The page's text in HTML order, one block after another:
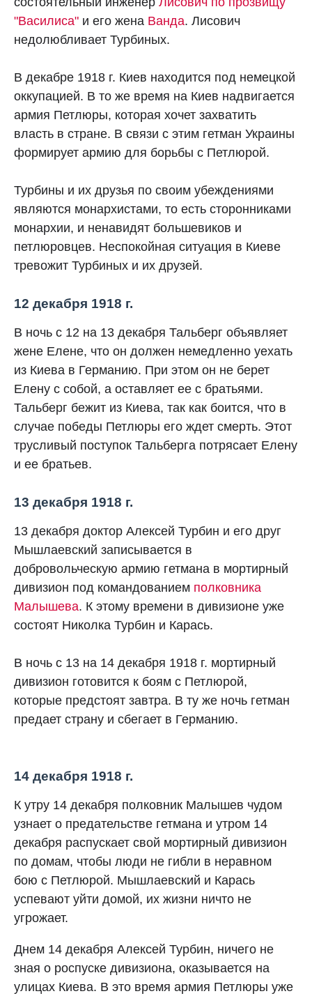
"Василиса" и его жена Ванда. Лисович
недолюбливает Турбиных.
В декабре 1918 г. Киев находится под немецкой
оккупацией. В то же время на Киев надвигается
армия Петлюры, которая хочет захватить
власть в стране. В связи с этим гетман Украины
формирует армию для борьбы с Петлюрой.
Турбины и их друзья по своим убеждениями
являются монархистами, то есть сторонниками
монархии, и ненавидят большевиков и
петлюровцев. Неспокойная ситуация в Киеве
тревожит Турбиных и их друзей.
12 декабря 1918 г.
В ночь с 12 на 13 декабря Тальберг объявляет
жене Елене, что он должен немедленно уехать
из Киева в Германию. При этом он не берет
Елену с собой, а оставляет ее с братьями.
Тальберг бежит из Киева, так как боится, что в
случае победы Петлюры его ждет смерть. Этот
трусливый поступок Тальберга потрясает Елену
и ее братьев.
13 декабря 1918 г.
13 декабря доктор Алексей Турбин и его друг
Мышлаевский записывается в
добровольческую армию гетмана в мортирный
дивизион под командованием полковника
Малышева. К этому времени в дивизионе уже
состоят Николка Турбин и Карась.
В ночь с 13 на 14 декабря 1918 г. мортирный
дивизион готовится к боям с Петлюрой,
которые предстоят завтра. В ту же ночь гетман
предает страну и сбегает в Германию.
14 декабря 1918 г.
К утру 14 декабря полковник Малышев чудом
узнает о предательстве гетмана и утром 14
декабря распускает свой мортирный дивизион
по домам, чтобы люди не гибли в неравном
бою с Петлюрой. Мышлаевский и Карась
успевают уйти домой, их жизни ничто не
угрожает.
Днем 14 декабря Алексей Турбин, ничего не
зная о роспуске дивизиона, оказывается на
улицах Киева. В это время армия Петлюры уже